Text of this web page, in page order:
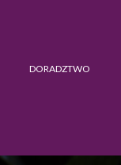
DORADZTWO